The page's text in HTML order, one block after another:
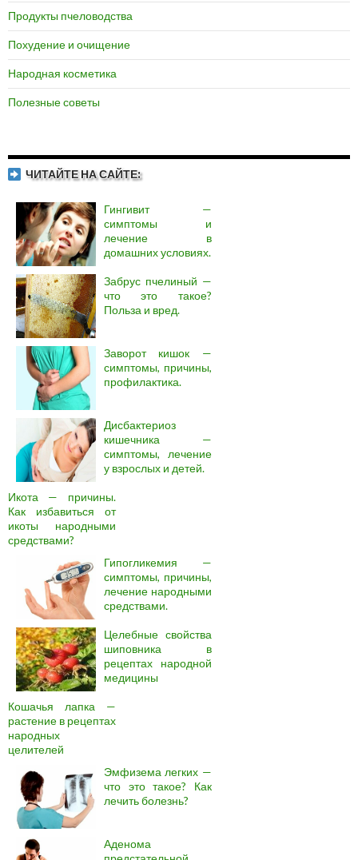
Продукты пчеловодства
Похудение и очищение
Народная косметика
Полезные советы
ЧИТАЙТЕ НА САЙТЕ:
Гингивит —
симптомы и
лечение в
домашних условиях.
Забрус пчелиный —
что это такое?
Польза и вред.
Заворот кишок —
симптомы, причины,
профилактика.
Дисбактериоз
кишечника —
симптомы, лечение
у взрослых и детей.
Икота — причины.
Как избавиться от
икоты народными
средствами?
Гипогликемия —
симптомы, причины,
лечение народными
средствами.
Целебные свойства
шиповника в
рецептах народной
медицины
Кошачья лапка —
растение в рецептах
народных
целителей
Эмфизема легких —
что это такое? Как
лечить болезнь?
Аденома